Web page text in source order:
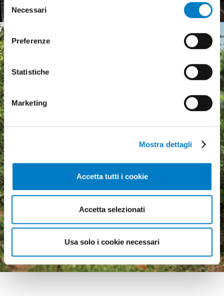
all’utilizzo di tutti, o solamente di alcuni di essi, ti
del
consenso
Necessari
Preferenze
Statistiche
Marketing
Mostra dettagli
Accetta tutti i cookie
Accetta selezionati
Usa solo i cookie necessari
Agricultural machinery, a
growing market but
economic uncertainty
weighs heavily